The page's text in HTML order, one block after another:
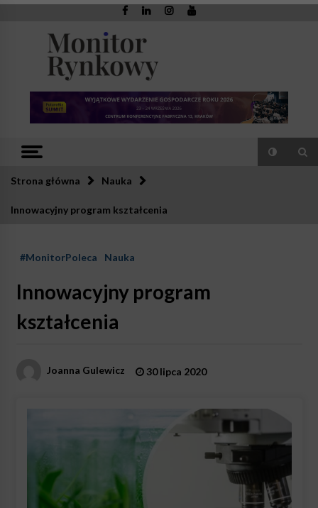
Skip
Monitor
Rynkowy
Strona główna Nauka
Innowacyjny program kształcenia
#MonitorPoleca Nauka
Innowacyjny program
kształcenia
Joanna Gulewicz 30 lipca 2020